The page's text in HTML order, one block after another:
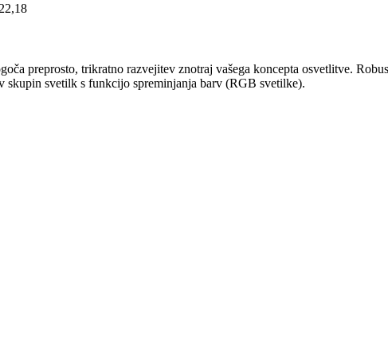
preprosto, trikratno razvejitev znotraj vašega koncepta osvetlitve.
skupin svetilk s funkcijo spreminjanja barv (RGB svetilke).